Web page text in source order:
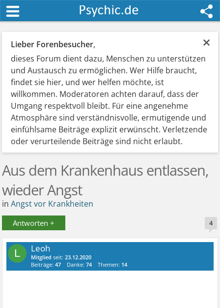
×
Lieber Forenbesucher,
dieses Forum dient dazu, Menschen zu unterstützen
und Austausch zu ermöglichen. Wer Hilfe braucht,
findet sie hier, und wer helfen möchte, ist
willkommen. Moderatoren achten darauf, dass der
Umgang respektvoll bleibt. Für eine angenehme
Atmosphäre sind verständnisvolle, ermutigende und
einfühlsame Beiträge explizit erwünscht. Verletzende
oder verurteilende Beiträge sind nicht erlaubt.
Aus dem Krankenhaus entlassen,
wieder Angst
inAngst vor Krankheiten
Antworten + 4
L Leoh
Mitglied seit:23.12.2020
Beiträge:47 Danke:74 Themen: 14